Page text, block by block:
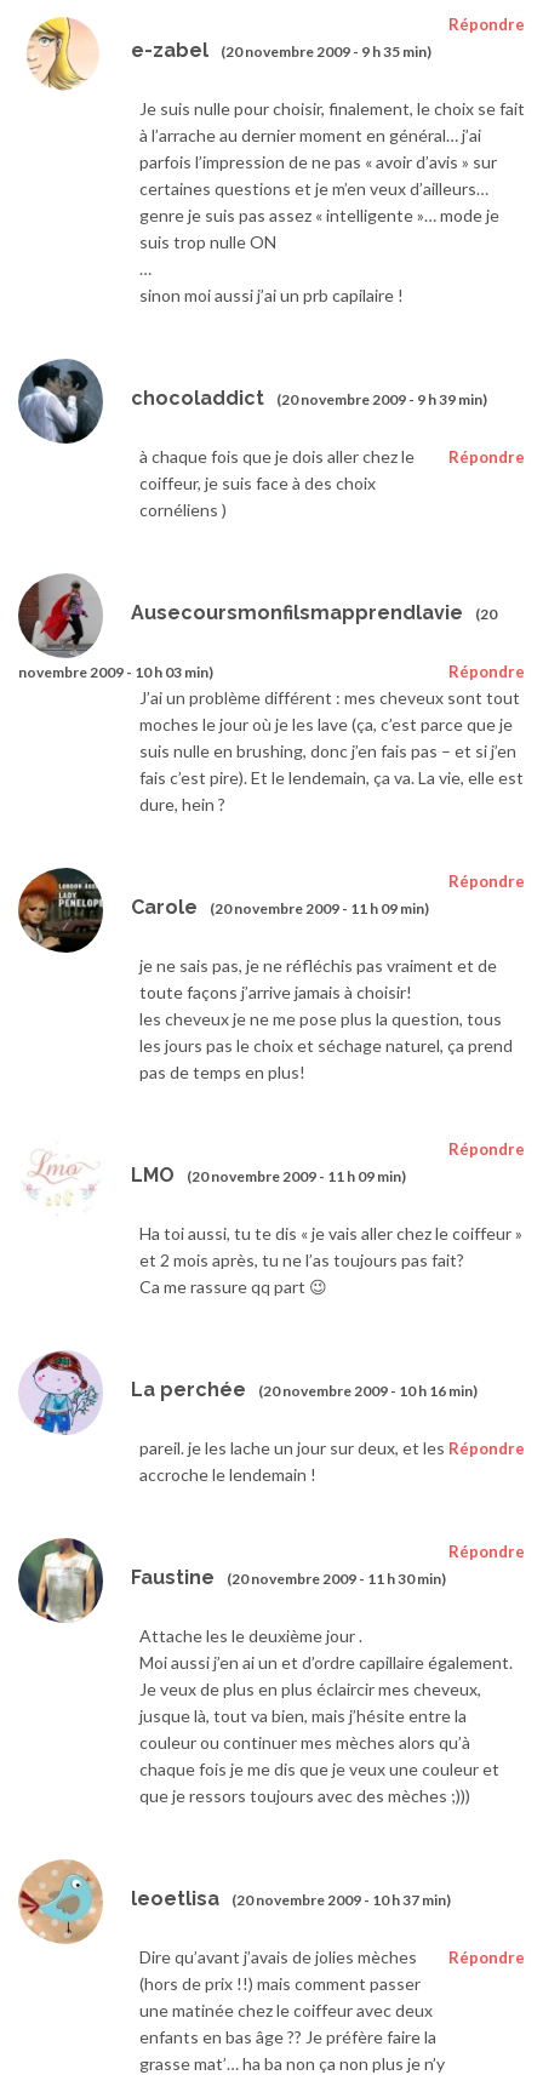
e-zabel (20 novembre 2009 - 9 h 35 min)
Répondre
Je suis nulle pour choisir, finalement, le choix se fait
à l’arrache au dernier moment en général… j’ai
parfois l’impression de ne pas « avoir d’avis » sur
certaines questions et je m’en veux d’ailleurs…
genre je suis pas assez « intelligente »… mode je
suis trop nulle ON
…
sinon moi aussi j’ai un prb capilaire !
chocoladdict (20 novembre 2009 - 9 h 39 min)
Répondre
à chaque fois que je dois aller chez le
coiffeur, je suis face à des choix
cornéliens )
Ausecoursmonfilsmapprendlavie (20
novembre 2009 - 10 h 03 min) Répondre
J’ai un problème différent : mes cheveux sont tout
moches le jour où je les lave (ça, c’est parce que je
suis nulle en brushing, donc j’en fais pas – et si j’en
fais c’est pire). Et le lendemain, ça va. La vie, elle est
dure, hein ?
Carole (20 novembre 2009 - 11 h 09 min)
Répondre
je ne sais pas, je ne réfléchis pas vraiment et de
toute façons j’arrive jamais à choisir!
les cheveux je ne me pose plus la question, tous
les jours pas le choix et séchage naturel, ça prend
pas de temps en plus!
LMO (20 novembre 2009 - 11 h 09 min)
Répondre
Ha toi aussi, tu te dis « je vais aller chez le coiffeur »
et 2 mois après, tu ne l’as toujours pas fait?
Ca me rassure qq part 😉
La perchée (20 novembre 2009 - 10 h 16 min)
Répondre
pareil. je les lache un jour sur deux, et les
accroche le lendemain !
Faustine (20 novembre 2009 - 11 h 30 min)
Répondre
Attache les le deuxième jour .
Moi aussi j’en ai un et d’ordre capillaire également.
Je veux de plus en plus éclaircir mes cheveux,
jusque là, tout va bien, mais j’hésite entre la
couleur ou continuer mes mèches alors qu’à
chaque fois je me dis que je veux une couleur et
que je ressors toujours avec des mèches ;)))
leoetlisa (20 novembre 2009 - 10 h 37 min)
Répondre
Dire qu’avant j’avais de jolies mèches
(hors de prix !!) mais comment passer
une matinée chez le coiffeur avec deux
enfants en bas âge ?? Je préfère faire la
grasse mat’… ha ba non ça non plus je n’y